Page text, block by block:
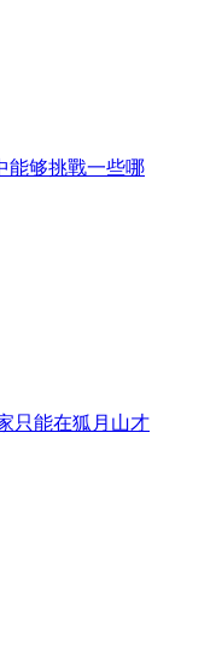
能够挑戰一些哪
只能在狐月山才